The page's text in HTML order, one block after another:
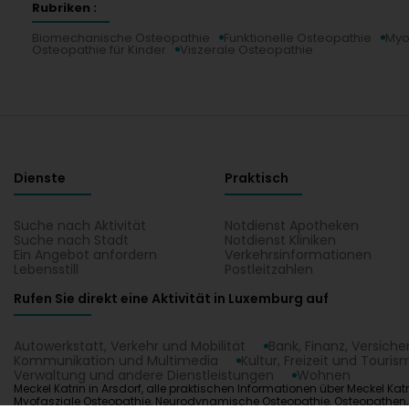
Rubriken :
Biomechanische Osteopathie
Funktionelle Osteopathie
Osteopathie für Kinder Viszerale Osteopathie
Dienste
Suche nach Aktivität
Suche nach Stadt
Ein Angebot anfordern
Lebensstill
Praktisch
Notdienst Apotheken
Notdienst Kliniken
Verkehrsinformationen
Postleitzahlen
Rufen Sie direkt eine Aktivität in Luxemburg auf
Autowerkstatt, Verkehr und Mobilität
Bank, Finanz,
Kommunikation und Multimedia
Kultur, Freizeit und
Verwaltung und andere Dienstleistungen
Wohnen
Meckel Katrin in Arsdorf, alle praktischen Informationen über Meckel
Myofasziale Osteopathie, Neurodynamische Osteopathie,